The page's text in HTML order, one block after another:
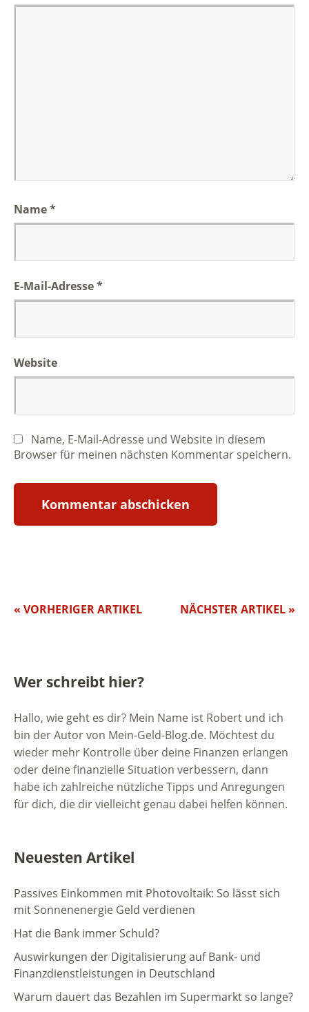
Name*
E-Mail-Adresse*
Website
Name, E-Mail-Adresse und Website in diesem
Browser für meinen nächsten Kommentar speichern.
NÄCHSTER ARTIKEL »
« VORHERIGER ARTIKEL
Wer schreibt hier?
Hallo, wie geht es dir? Mein Name ist Robert und ich
bin der Autor von Mein-Geld-Blog.de. Möchtest du
wieder mehr Kontrolle über deine Finanzen erlangen
oder deine finanzielle Situation verbessern, dann
habe ich zahlreiche nützliche Tipps und Anregungen
für dich, die dir vielleicht genau dabei helfen können.
Neuesten Artikel
Passives Einkommen mit Photovoltaik: So lässt sich
mit Sonnenenergie Geld verdienen
Hat die Bank immer Schuld?
Auswirkungen der Digitalisierung auf Bank- und
Finanzdienstleistungen in Deutschland
Warum dauert das Bezahlen im Supermarkt so lange?